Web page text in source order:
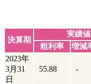
決算期
実績値
粗利率
増減
2023年
3月31
日
55.88 -